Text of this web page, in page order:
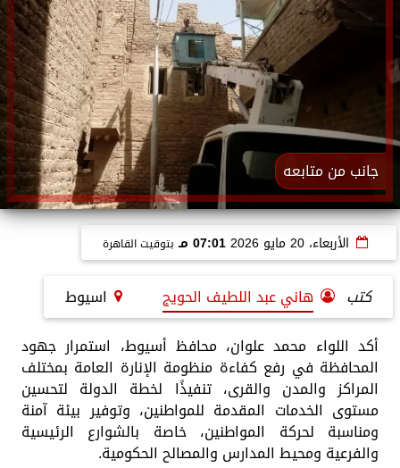
جانب من متابعه
الأربعاء، 20 مايو 2026 07:01 مـ بتوقيت القاهرة
كتب هاني عبد اللطيف الحويج
اسيوط
أكد اللواء محمد علوان، محافظ أسيوط، استمرار جهود
المحافظة في رفع كفاءة منظومة الإنارة العامة بمختلف
المراكز والمدن والقرى، تنفيذًا لخطة الدولة لتحسين
مستوى الخدمات المقدمة للمواطنين، وتوفير بيئة آمنة
ومناسبة لحركة المواطنين، خاصة بالشوارع الرئيسية
والفرعية ومحيط المدارس والمصالح الحكومية.